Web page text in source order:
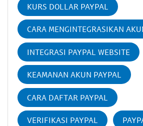
KURS DOLLAR PAYPAL
CARA MENGINTEGRASIKAN
INTEGRASI PAYPAL WEBSITE
KEAMANAN AKUN PAYPAL
CARA DAFTAR PAYPAL
VERIFIKASI PAYPAL